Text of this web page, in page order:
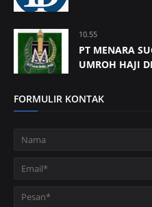
10.55
PT MENARA
UMROH HAJI
FORMULIR KONTAK